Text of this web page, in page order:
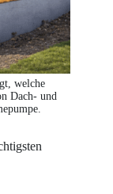
welche
Dach- und